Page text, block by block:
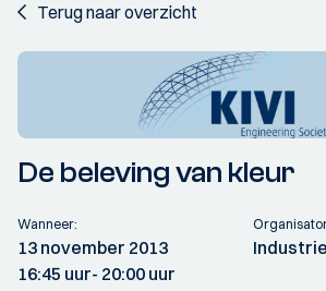
Terug naar overzicht
De beleving van kleur
Wanneer:
13 november 2013
16:45 uur- 20:00 uur